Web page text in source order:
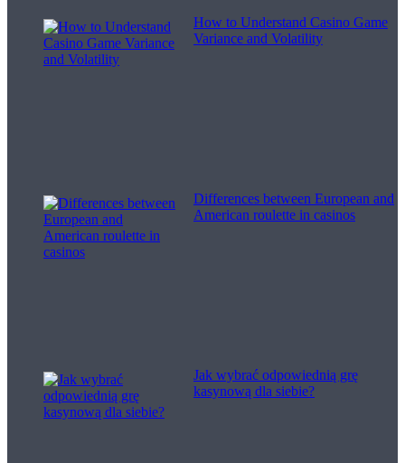
How to Understand Casino Game
Variance and Volatility
Differences between European and
American roulette in casinos
Jak wybrać odpowiednią grę
kasynową dla siebie?